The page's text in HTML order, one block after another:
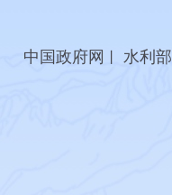
中国政府网 水利部